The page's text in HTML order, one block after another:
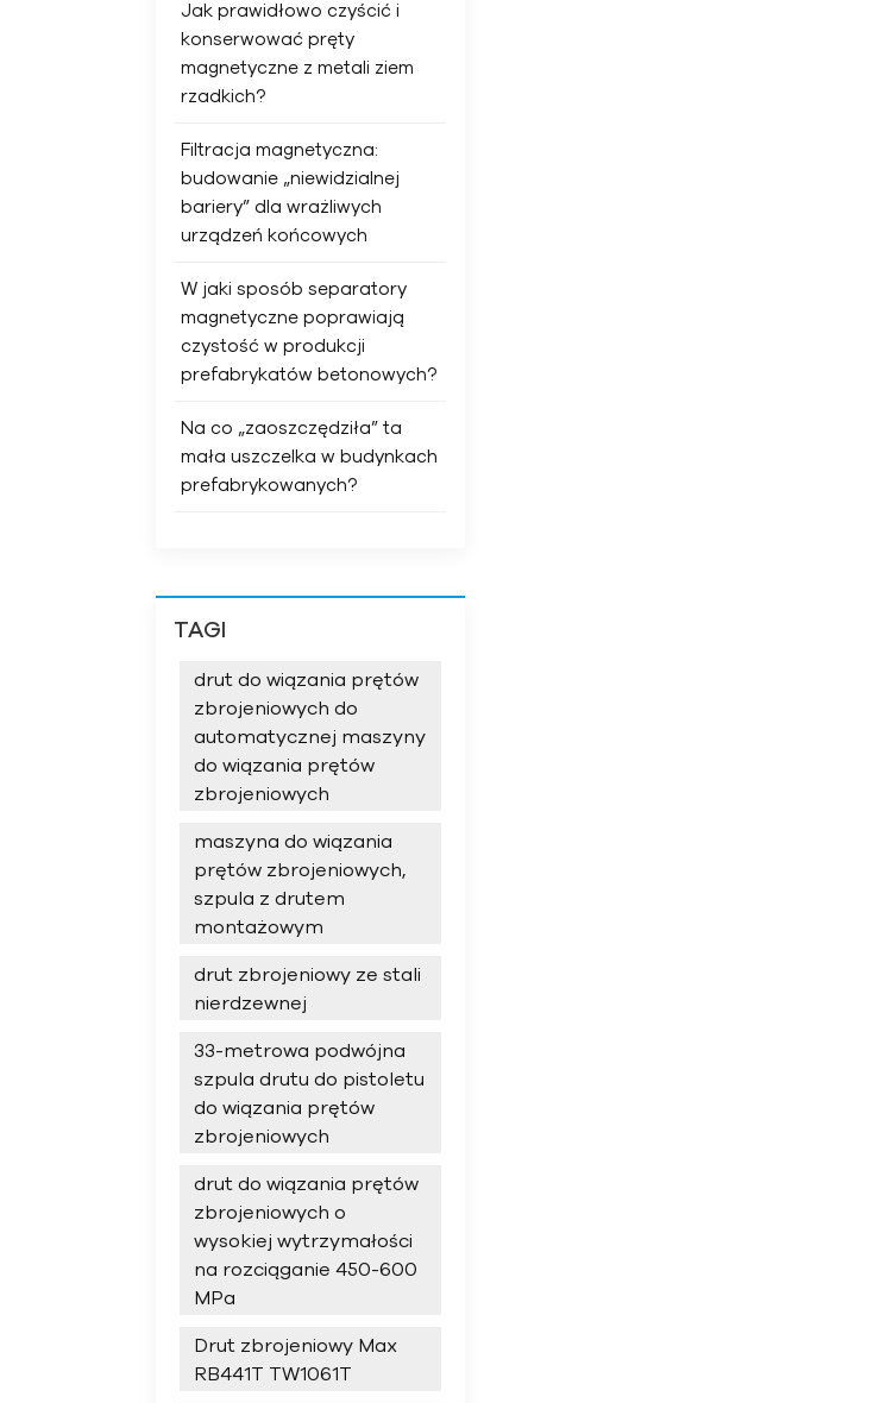
Jak prawidłowo czyścić i
konserwować pręty
magnetyczne z metali ziem
rzadkich?
Filtracja magnetyczna:
budowanie „niewidzialnej
bariery” dla wrażliwych
urządzeń końcowych
W jaki sposób separatory
magnetyczne poprawiają
czystość w produkcji
prefabrykatów betonowych?
Na co „zaoszczędziła” ta
mała uszczelka w budynkach
prefabrykowanych?
TAGI
drut do wiązania prętów
zbrojeniowych do
automatycznej maszyny
do wiązania prętów
zbrojeniowych
maszyna do wiązania
prętów zbrojeniowych,
szpula z drutem
montażowym
drut zbrojeniowy ze stali
nierdzewnej
33-metrowa podwójna
szpula drutu do pistoletu
do wiązania prętów
zbrojeniowych
drut do wiązania prętów
zbrojeniowych o
wysokiej wytrzymałości
na rozciąganie 450-600
MPa
Drut zbrojeniowy Max
RB441T TW1061T